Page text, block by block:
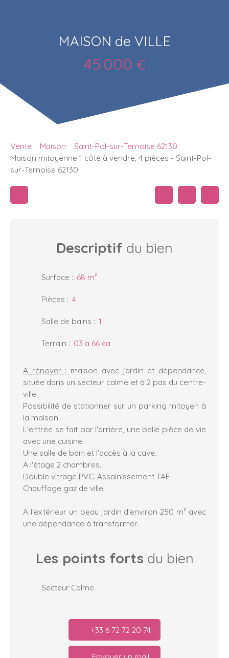
MAISON de VILLE
45 000 €
Vente Maison
Saint-Pol-sur-Ternoise 62130
Maison mitoyenne 1 côté à vendre, 4 pièces - Saint-Pol-
sur-Ternoise 62130
Descriptif du bien
Surface : 68 m²
Pièces : 4
Salle de bains : 1
Terrain : 03 a 66 ca
A rénover : maison avec jardin et dépendance,
située dans un secteur calme et à 2 pas du centre-
ville
Possibilité de stationner sur un parking mitoyen à
la maison.
L'entrée se fait par l'arrière, une belle pièce de vie
avec une cuisine
Une salle de bain et l'accès à la cave.
A l'étage 2 chambres.
Double vitrage PVC. Assainissement TAE
Chauffage gaz de ville.
A l'extérieur un beau jardin d'environ 250 m² avec
une dépendance à transformer.
Les points forts du bien
Secteur Calme
+33 6 72 72 20 74